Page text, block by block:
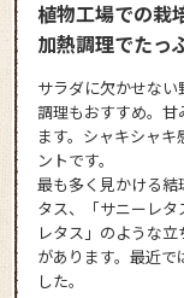
植物工場での栽
加熱調理でたっ
サラダに欠かせな
調理もおすすめ。
ます。シャキシャ
ントです。
最も多く見かける
タス、「サニーレ
レタス」のような
があります。最近
した。